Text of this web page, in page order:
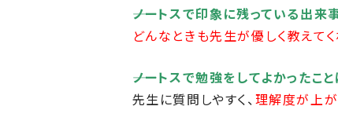
――ノートスで印象に残っている出
どんなときも先生が優しく教えて
――ノートスで勉強をしてよかったこと
先生に質問しやすく、理解度が上